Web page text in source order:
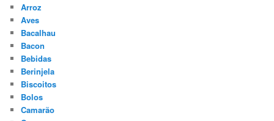
Arroz
Aves
Bacalhau
Bacon
Bebidas
Berinjela
Biscoitos
Bolos
Camarão